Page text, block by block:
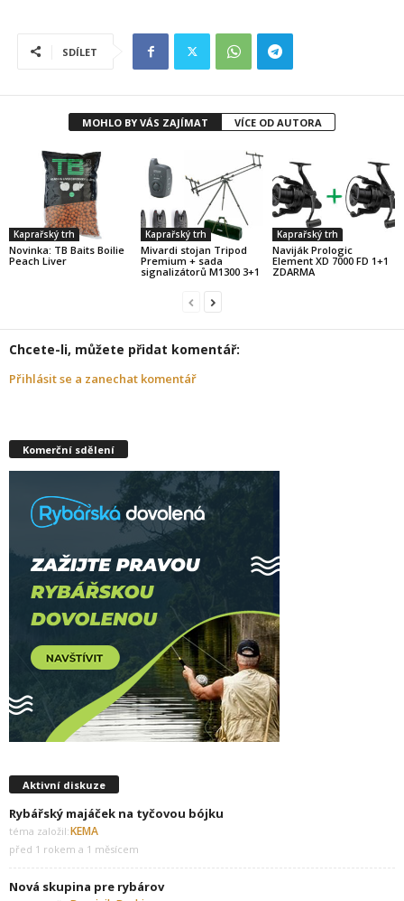
SDÍLET
MOHLO BY VÁS ZAJÍMAT VÍCE OD AUTORA
Kaprařský trh
Novinka: TB Baits Boilie
Peach Liver
Kaprařský trh
Mivardi stojan Tripod
Premium + sada
signalizátorů M1300 3+1
Kaprařský trh
Naviják Prologic
Element XD 7000 FD 1+1
ZDARMA
Chcete-li, můžete přidat komentář:
Přihlásit se a zanechat komentář
Komerční sdělení
Aktivní diskuze
Rybářský majáček na tyčovou bójku
téma založil:KEMA
před 1 rokem a 1 měsícem
Nová skupina pre rybárov